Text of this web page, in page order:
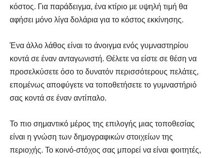
κόστος. Για παράδειγμα, ένα κτίριο με υψηλή τιμή θα
αφήσει μόνο λίγα δολάρια για το κόστος εκκίνησης.
Ένα άλλο λάθος είναι το άνοιγμα ενός γυμναστηρίου
κοντά σε έναν ανταγωνιστή. Θέλετε να είστε σε θέση να
προσελκύσετε όσο το δυνατόν περισσότερους πελάτες,
επομένως αποφύγετε να τοποθετήσετε το γυμναστήριό
σας κοντά σε έναν αντίπαλο.
Το πιο σημαντικό μέρος της επιλογής μιας τοποθεσίας
είναι η γνώση των δημογραφικών στοιχείων της
περιοχής. Το κοινό-στόχος σας μπορεί να είναι φοιτητές,